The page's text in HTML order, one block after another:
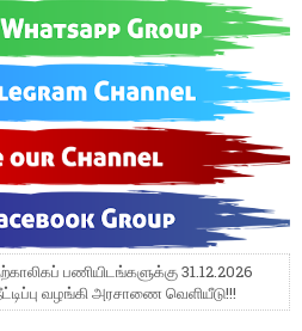
பணியிடங்களுக்கு 31.12.2026
வழங்கி அரசாணை வெளியீடு!!!